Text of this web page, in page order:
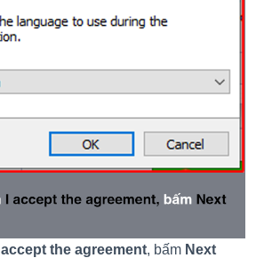
I accept the agreement, bấm Next